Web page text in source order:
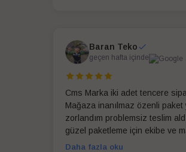
Baran Teko
geçen hafta içinde
Cms Marka iki adet tencere
Mağaza inanılmaz özenli paket
zorlandım problemsiz teslim
güzel paketleme için ekibe ve
ederim
Daha fazla oku